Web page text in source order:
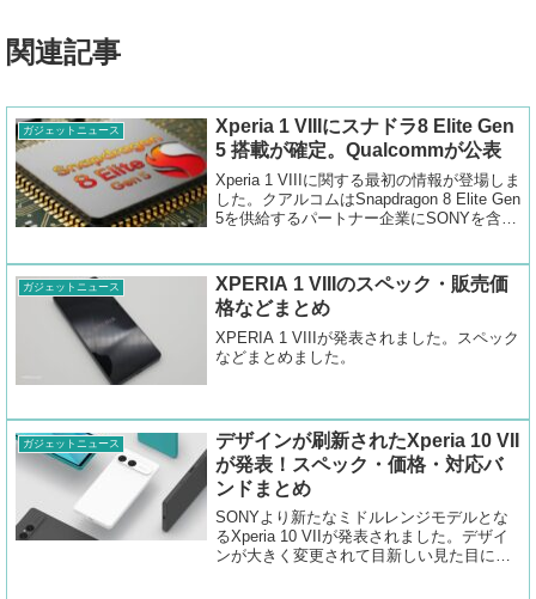
関連記事
ガジェットニュース
Xperia 1 VIIIにスナドラ8 Elite Gen
5 搭載が確定。Qualcommが公表
Xperia 1 VIIIに関する最初の情報が登場しま
した。クアルコムはSnapdragon 8 Elite Gen
5を供給するパートナー企業にSONYを含め
ガジェットニュース
XPERIA 1 VIIIのスペック・販売価
格などまとめ
XPERIA 1 VIIIが発表されました。スペック
などまとめました。
ガジェットニュース
デザインが刷新されたXperia 10 VII
が発表！スペック・価格・対応バ
ンドまとめ
SONYより新たなミドルレンジモデルとな
るXperia 10 VIIが発表されました。デザイ
ンが大きく変更されて目新しい見た目にな